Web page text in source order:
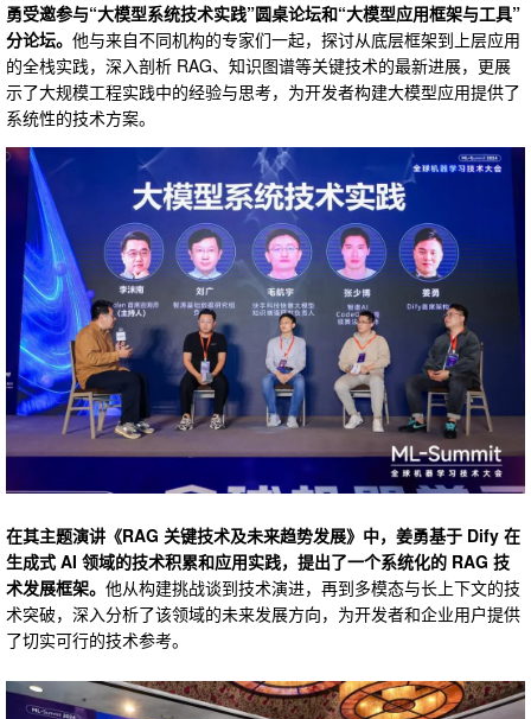
勇受邀参与“大模型系统技术实践”圆桌论坛和“大模型应用框架与工具”
分论坛。 他与来自不同机构的专家们一起，探讨从底层框架到上层应用
的全栈实践，深入剖析 RAG、知识图谱等关键技术的最新进展，更展
示了大规模工程实践中的经验与思考，为开发者构建大模型应用提供了
系统性的技术方案。
在其主题演讲《RAG 关键技术及未来趋势发展》中，姜勇基于 Dify 在
生成式 AI 领域的技术积累和应用实践，提出了一个系统化的 RAG 技
术发展框架。 他从构建挑战谈到技术演进，再到多模态与长上下文的技
术突破，深入分析了该领域的未来发展方向，为开发者和企业用户提供
了切实可行的技术参考。